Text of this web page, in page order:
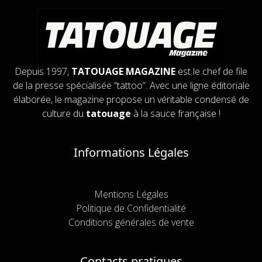
Depuis 1997, TATOUAGE MAGAZINE est le chef de file
de la presse spécialisée “tattoo”. Avec une ligne éditoriale
élaborée, le magazine propose un véritable condensé de
culture du tatouage à la sauce française !
Informations Légales
Mentions Légales
Politique de Confidentialité
Conditions générales de vente